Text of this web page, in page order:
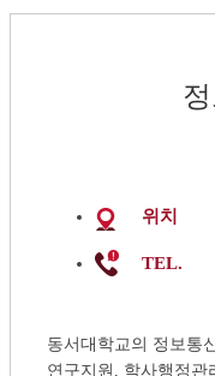
위치
TEL.
동서대학교의 정보통
연구지원, 학사행정관